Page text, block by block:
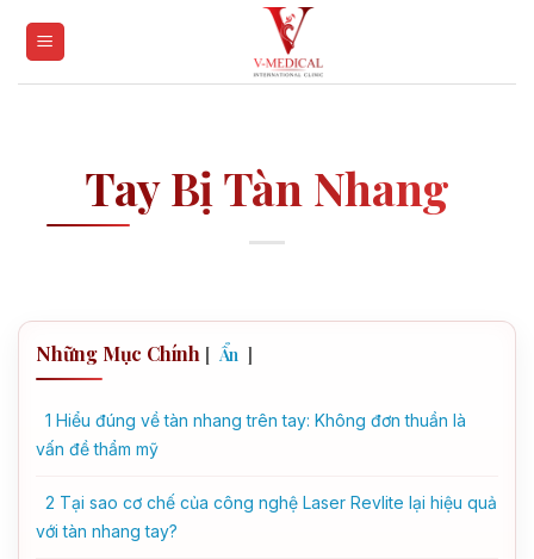
Tay Bị Tàn Nhang
Những Mục Chính [ Ẩn ]
1 Hiểu đúng về tàn nhang trên tay: Không đơn thuần là
vấn đề thẩm mỹ
2 Tại sao cơ chế của công nghệ Laser Revlite lại hiệu quả
với tàn nhang tay?